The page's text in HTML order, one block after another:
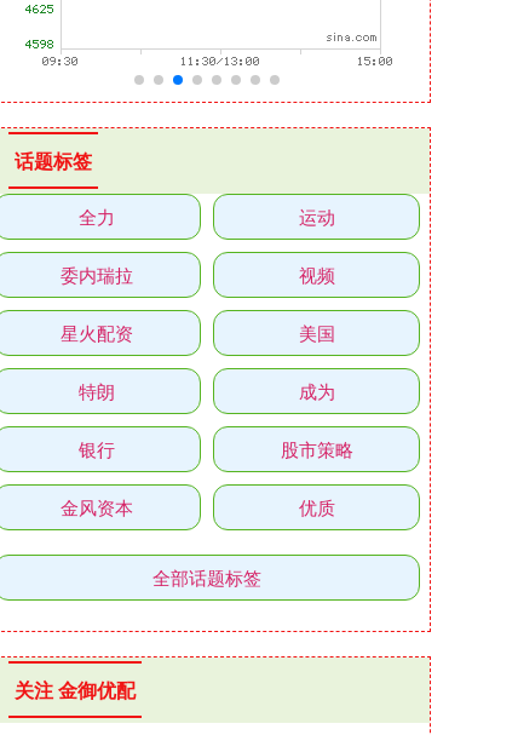
话题标签
全力 运动
委内瑞拉 视频
星火配资 美国
特朗 成为
银行 股市策略
金风资本 优质
全部话题标签
关注 金御优配